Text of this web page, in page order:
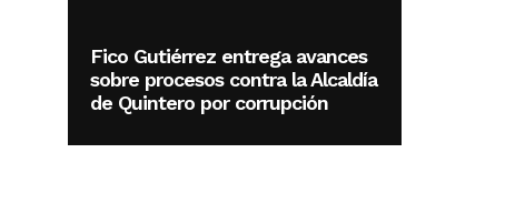
Fico Gutiérrez entrega avances
sobre procesos contra la Alcaldía
de Quintero por corrupción